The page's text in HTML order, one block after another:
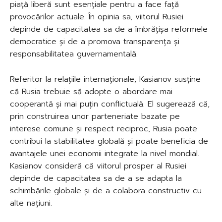
piață liberă sunt esențiale pentru a face față
provocărilor actuale. În opinia sa, viitorul Rusiei
depinde de capacitatea sa de a îmbrățișa reformele
democratice și de a promova transparența și
responsabilitatea guvernamentală.
Referitor la relațiile internaționale, Kasianov susține
că Rusia trebuie să adopte o abordare mai
cooperantă și mai puțin conflictuală. El sugerează că,
prin construirea unor parteneriate bazate pe
interese comune și respect reciproc, Rusia poate
contribui la stabilitatea globală și poate beneficia de
avantajele unei economii integrate la nivel mondial.
Kasianov consideră că viitorul prosper al Rusiei
depinde de capacitatea sa de a se adapta la
schimbările globale și de a colabora constructiv cu
alte națiuni.